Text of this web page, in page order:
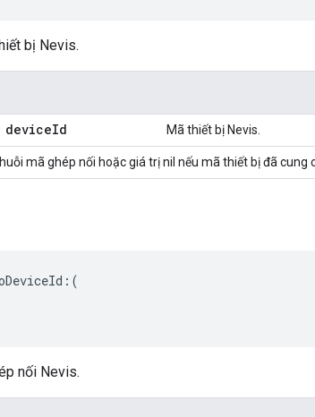
bị Nevis.
Id Mã thiết bị Nevis.
mã ghép nối hoặc giá trị nil nếu mã thiết bị đã cung
nối Nevis.